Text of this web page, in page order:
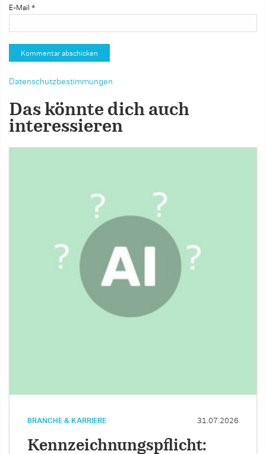
E-Mail *
Datenschutzbestimmungen
Das könnte dich auch
interessieren
BRANCHE & KARRIERE 31.07.2026
Kennzeichnungspflicht: